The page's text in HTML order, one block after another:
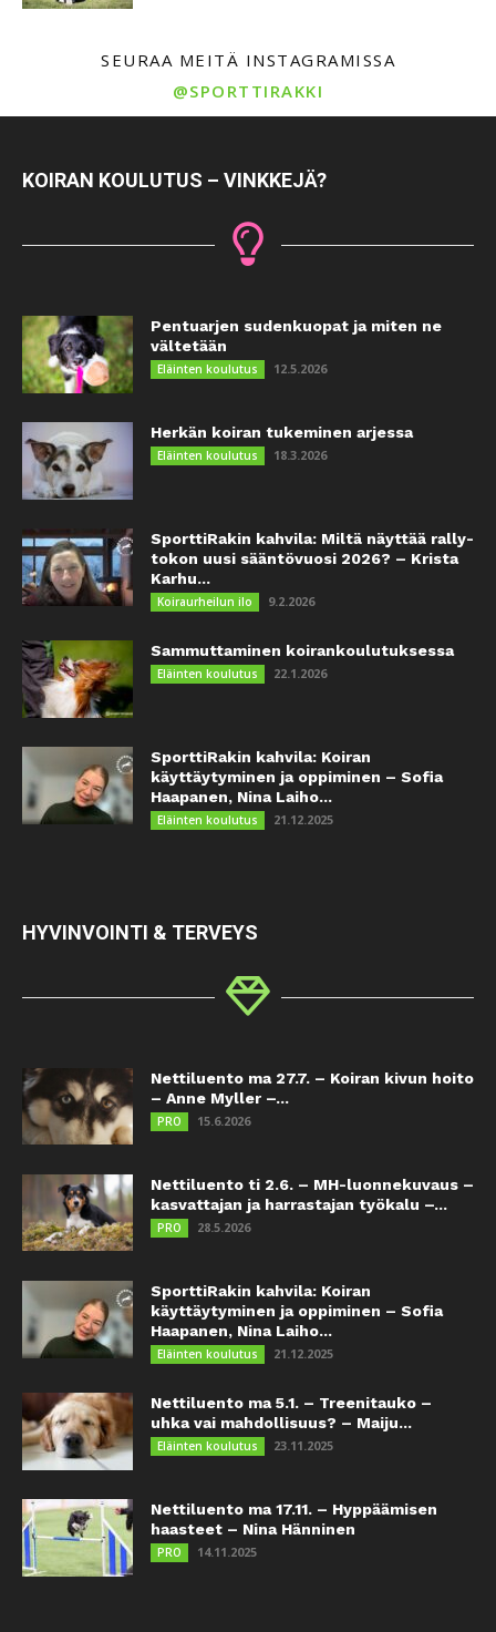
SEURAA MEITÄ INSTAGRAMISSA
@SPORTTIRAKKI
KOIRAN KOULUTUS – VINKKEJÄ?
Pentuarjen sudenkuopat ja miten ne
vältetään
Eläinten koulutus 12.5.2026
Herkän koiran tukeminen arjessa
Eläinten koulutus 18.3.2026
SporttiRakin kahvila: Miltä näyttää rally-
tokon uusi sääntövuosi 2026? – Krista
Karhu...
Koiraurheilun ilo 9.2.2026
Sammuttaminen koirankoulutuksessa
Eläinten koulutus 22.1.2026
SporttiRakin kahvila: Koiran
käyttäytyminen ja oppiminen – Sofia
Haapanen, Nina Laiho...
Eläinten koulutus 21.12.2025
HYVINVOINTI & TERVEYS
Nettiluento ma 27.7. – Koiran kivun hoito
– Anne Myller –...
PRO 15.6.2026
Nettiluento ti 2.6. – MH-luonnekuvaus –
kasvattajan ja harrastajan työkalu –...
PRO 28.5.2026
SporttiRakin kahvila: Koiran
käyttäytyminen ja oppiminen – Sofia
Haapanen, Nina Laiho...
Eläinten koulutus 21.12.2025
Nettiluento ma 5.1. – Treenitauko –
uhka vai mahdollisuus? – Maiju...
Eläinten koulutus 23.11.2025
Nettiluento ma 17.11. – Hyppäämisen
haasteet – Nina Hänninen
PRO 14.11.2025